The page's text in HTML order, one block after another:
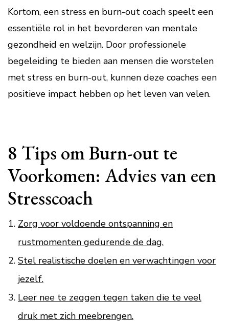
Kortom, een stress en burn-out coach speelt een
essentiële rol in het bevorderen van mentale
gezondheid en welzijn. Door professionele
begeleiding te bieden aan mensen die worstelen
met stress en burn-out, kunnen deze coaches een
positieve impact hebben op het leven van velen.
8 Tips om Burn-out te
Voorkomen: Advies van een
Stresscoach
Zorg voor voldoende ontspanning en
rustmomenten gedurende de dag.
Stel realistische doelen en verwachtingen voor
jezelf.
Leer nee te zeggen tegen taken die te veel
druk met zich meebrengen.